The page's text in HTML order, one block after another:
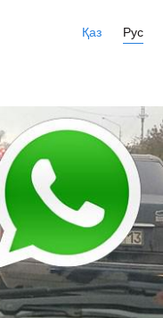
Қаз Рус